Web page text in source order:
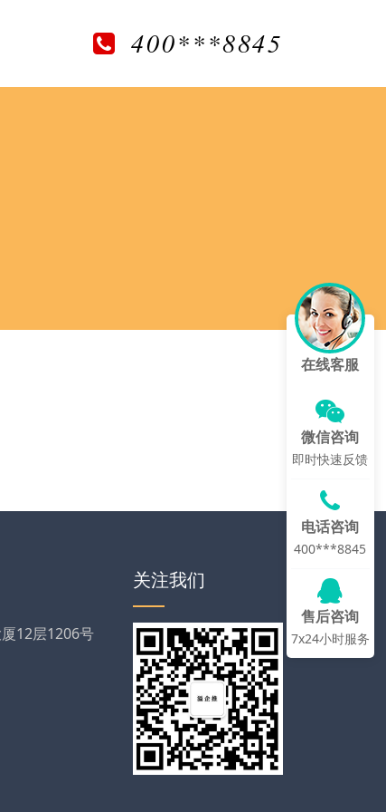
400***8845
12层1206号
关注我们
在线客服
微信咨询
即时快速反馈
电话咨询
400***8845
售后咨询
7x24小时服务